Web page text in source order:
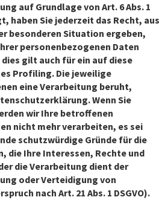
auf Grundlage von Art. 6 Abs. 1
haben Sie jederzeit das Recht, aus
besonderen Situation ergeben,
personenbezogenen Daten
gilt auch für ein auf diese
Profiling. Die jeweilige
eine Verarbeitung beruht,
Wenn Sie
wir Ihre betroffenen
nicht mehr verarbeiten, es sei
schutzwürdige Gründe für die
die Ihre Interessen, Rechte und
die Verarbeitung dient der
oder Verteidigung von
nach Art. 21 Abs. 1 DSGVO).